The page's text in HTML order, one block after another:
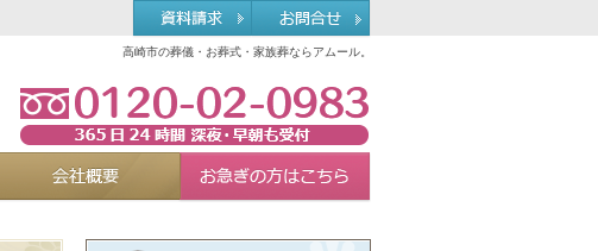
高崎市の葬儀・お葬式・家族葬ならアムール。